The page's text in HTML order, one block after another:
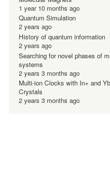
1 year 10 months ago
Quantum Simulation
2 years ago
History of quantum information
2 years ago
Searching for novel phases of
systems
2 years 3 months ago
Multi-ion Clocks with In+ and
Crystals
2 years 3 months ago